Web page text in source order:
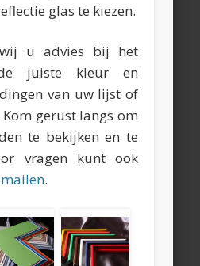
glas te kiezen.
wij u advies bij het
juiste kleur en
van uw lijst of
gerust langs om
te bekijken en te
vragen kunt ook
mailen.